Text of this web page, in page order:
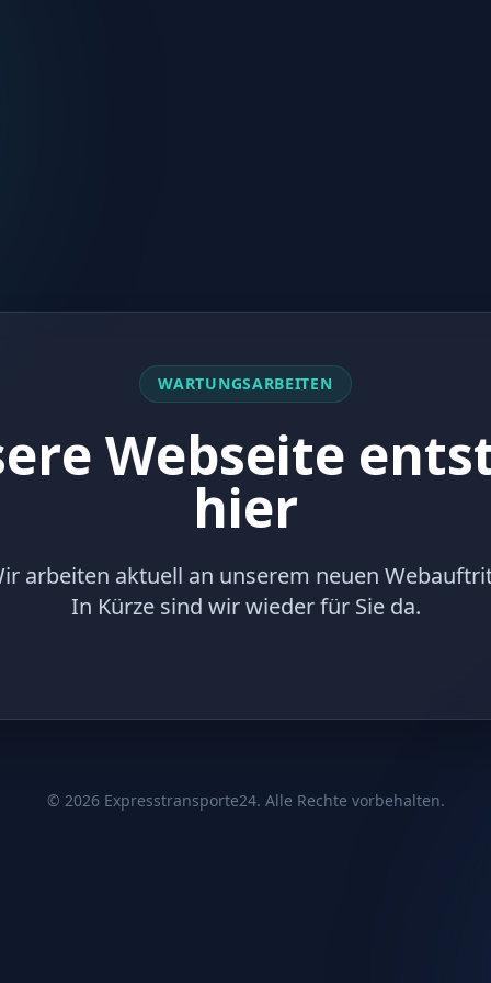
WARTUNGSARBEITEN
Webseite
hier
arbeiten aktuell an unserem neuen
In Kürze sind wir wieder für Sie da.
© 2026Expresstransporte24. Alle Rechte vorbehalten.